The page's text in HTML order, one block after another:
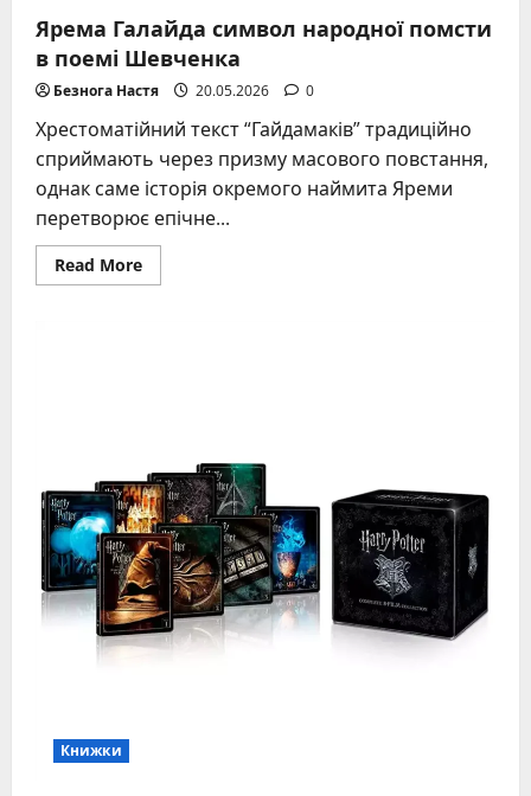
Ярема Галайда символ народної помсти
в поемі Шевченка
Безнога Настя 20.05.2026 0
Хрестоматійний текст “Гайдамаків” традиційно
сприймають через призму масового повстання,
однак саме історія окремого наймита Яреми
перетворює епічне...
Read MoreRead
more
Книжки